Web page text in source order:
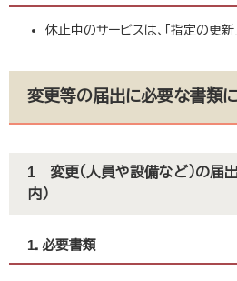
休止中のサービスは、「指定の更新
変更等の届出に必要な書類
​1 変更（人員や設備など）の届
内）
1．必要書類